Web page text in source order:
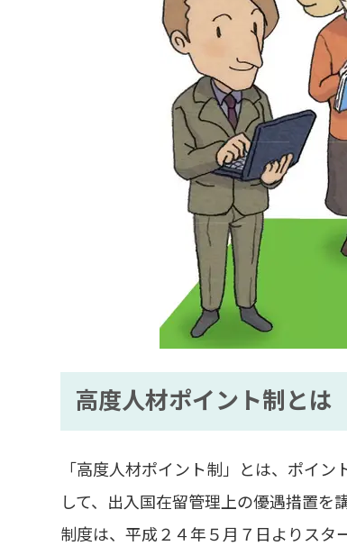
高度人材ポイント制とは
「高度人材ポイント制」とは、ポイ
して、出入国在留管理上の優遇措置を
制度は、平成２４年５月７日よりスタ